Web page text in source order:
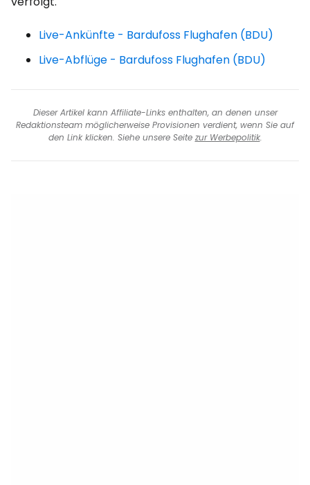
Live-Ankünfte - Bardufoss Flughafen (BDU)
Live-Abflüge - Bardufoss Flughafen (BDU)
Dieser Artikel kann Affiliate-Links enthalten, an denen unser
Redaktionsteam möglicherweise Provisionen verdient, wenn Sie auf
den Link klicken. Siehe unsere Seite zur Werbepolitik.